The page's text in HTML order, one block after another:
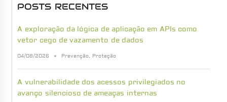
POSTS RECENTES
A exploração da lógica de aplicação em APIs como
vetor cego de vazamento de dados
04/08/2026 Prevenção, Proteção
A vulnerabilidade dos acessos privilegiados no
avanço silencioso de ameaças internas